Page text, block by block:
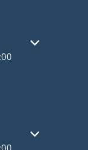
Schließzeiten
Schließzeiten